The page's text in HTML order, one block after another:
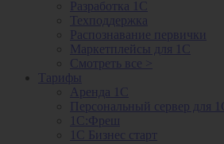
Разработка 1С
Техподдержка
Распознавание первички
Маркетплейсы для 1С
Смотреть все >
Тарифы
Аренда 1С
Персональный сервер для 1С
1С:Фреш
1С Бизнес старт